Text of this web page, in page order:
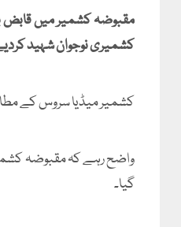
کشمیری نوجوان شہید
کشمیر میڈیا سروس کے مطابق قابض
گیا۔